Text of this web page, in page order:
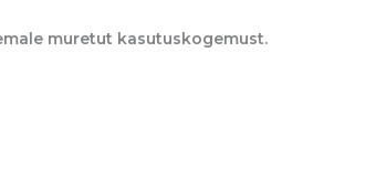
muretut kasutuskogemust.